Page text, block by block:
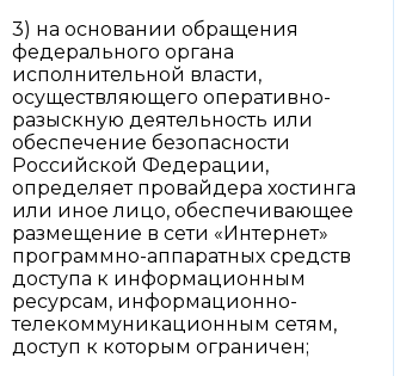
3) на основании обращения
федерального органа
исполнительной власти,
осуществляющего оперативно-
разыскную деятельность или
обеспечение безопасности
Российской Федерации,
определяет провайдера хостинга
или иное лицо, обеспечивающее
размещение в сети «Интернет»
программно-аппаратных средств
доступа к информационным
ресурсам, информационно-
телекоммуникационным сетям,
доступ к которым ограничен;